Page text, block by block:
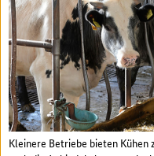
Kleinere Betriebe bieten Kühen